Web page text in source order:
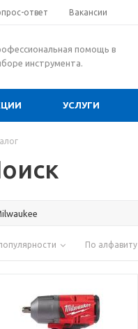
ответ Вакансии
помощь в
инструмента.
УСЛУГИ
По алфавиту